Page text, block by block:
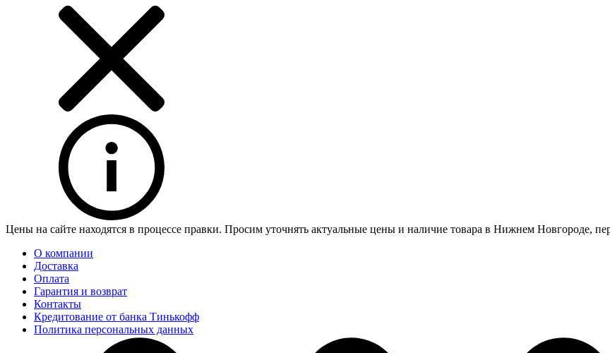
Цены на сайте находятся в процессе правки. Просим уточнять актуальные цены и наличие товара в Нижнем Новгороде,
О компании
Доставка
Оплата
Гарантия и возврат
Контакты
Кредитование от банка Тинькофф
Политика персональных данных